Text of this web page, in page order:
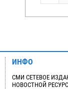
ИНФО
СМИ СЕТЕВОЕ
НОВОСТНОЙ РЕСУРС